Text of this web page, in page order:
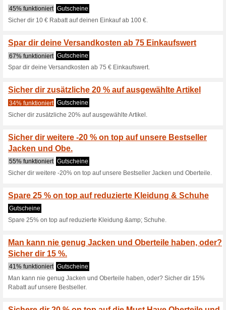
40% funktioniert
Sommervorbereitung -
ausgewühlten Artikeln.
Spare nochmal 20
Kleidung & Schuhe
50% funktioniert Gutscheine
Spare nochmal 20% on top
Endlich wieder
die Kategorie .